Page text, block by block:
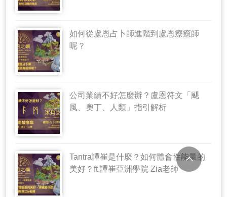
如何從盧恩占卜師進階到盧恩療癒師
呢？
公司業績不好怎麼辦？盧恩符文「颶
風、奧丁、人類」指引解析
Tantra譚崔是什麼？如何體會性能量的
美好？ft.譚崔亞洲學院 Zia老師